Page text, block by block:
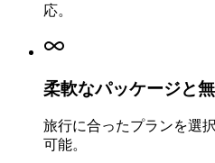
応。
柔軟なパッケージと
旅行に合ったプランを選
可能。